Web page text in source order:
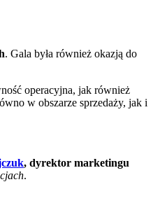
. Gala była również okazją do
operacyjna, jak również
w obszarze sprzedaży, jak i
, dyrektor marketingu
.